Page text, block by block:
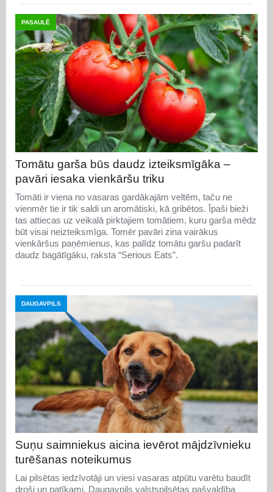
PASAULĒ
Tomātu garša būs daudz izteiksmīgāka –
pavāri iesaka vienkāršu triku
Tomāti ir viena no vasaras gardākajām veltēm, taču ne
vienmēr tie ir tik saldi un aromātiski, kā gribētos. Īpaši bieži
tas attiecas uz veikalā pirktajiem tomātiem, kuru garša mēdz
būt visai neizteiksmīga. Tomēr pavāri zina vairākus
vienkāršus paņēmienus, kas palīdz tomātu garšu padarīt
daudz bagātīgāku, raksta “Serious Eats”.
DAUGAVPILS
Suņu saimniekus aicina ievērot mājdzīvnieku
turēšanas noteikumus
Lai pilsētas iedzīvotāji un viesi vasaras atpūtu varētu baudīt
droši un patīkami, Daugavpils valstspilsētas pašvaldība